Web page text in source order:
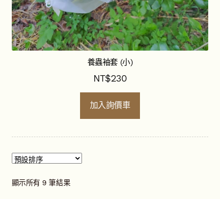
養蟲袖套 (小)
NT$230
加入詢價車
顯示所有 9 筆結果